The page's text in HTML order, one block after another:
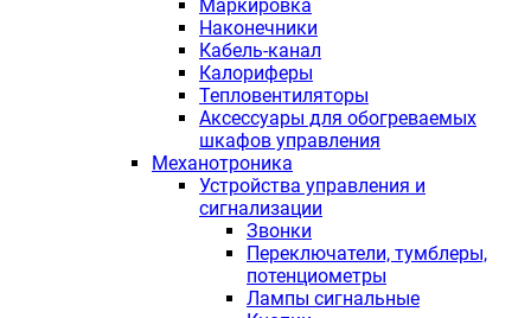
Маркировка
Наконечники
Кабель-канал
Калориферы
Тепловентиляторы
Аксессуары для обогреваемых
шкафов управления
Механотроника
Устройства управления и
сигнализации
Звонки
Переключатели, тумблеры,
потенциометры
Лампы сигнальные